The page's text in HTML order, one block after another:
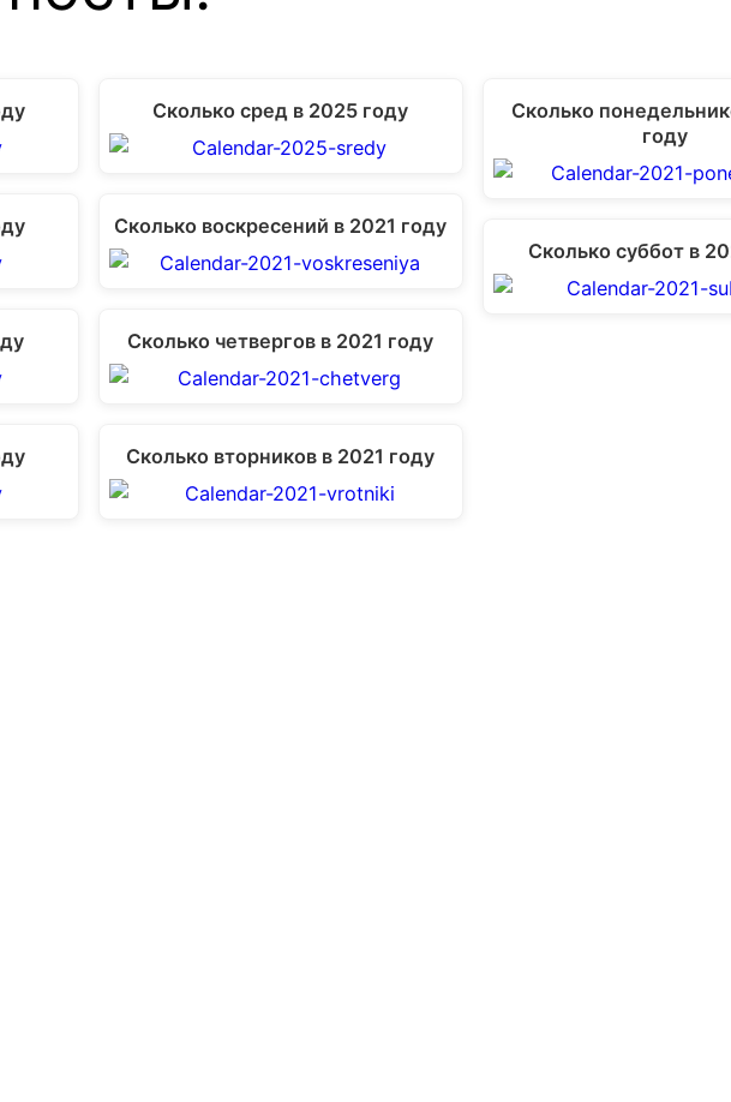
Сколько сред в 2025 году
Сколько воскресений в 2021 году
Сколько четвергов в 2021 году
Сколько вторников в 2021 году
Сколько
году
Сколько суббот в